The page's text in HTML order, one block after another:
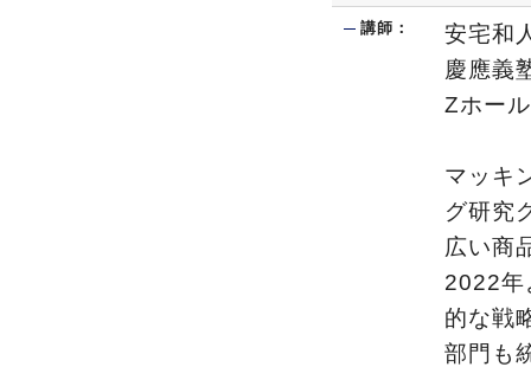
講師：
安宅和
慶應義
Zホー
マッキ
グ研究
広い商
2022年
的な戦
部門も